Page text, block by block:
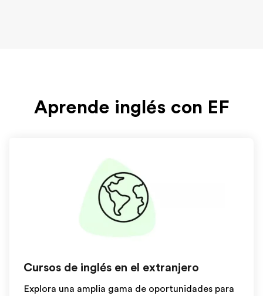
Aprende inglés con EF
Cursos de inglés en el extranjero
Explora una amplia gama de oportunidades para